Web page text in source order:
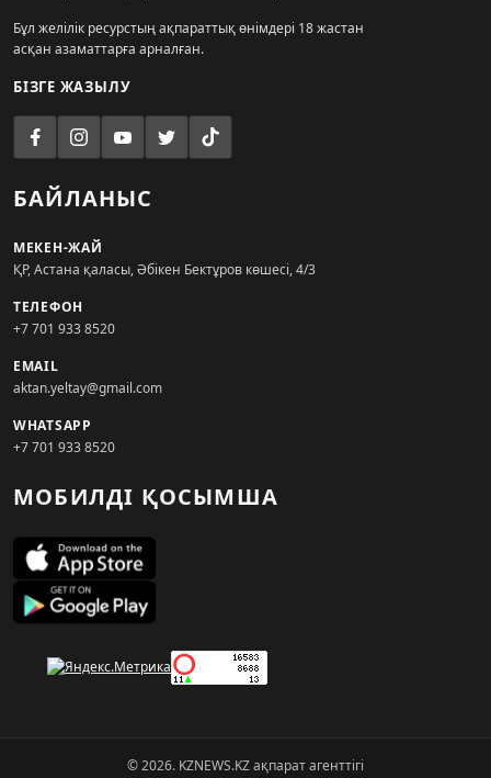
Бұл желілік ресурстың ақпараттық өнімдері 18 жастан
асқан азаматтарға арналған.
БІЗГЕ ЖАЗЫЛУ
БАЙЛАНЫС
МЕКЕН-ЖАЙ
ҚР, Астана қаласы, Әбікен Бектұров көшесі, 4/3
ТЕЛЕФОН
+7 701 933 8520
EMAIL
aktan.yeltay@gmail.com
WHATSAPP
+7 701 933 8520
МОБИЛДІ ҚОСЫМША
© 2026. KZNEWS.KZ ақпарат агенттігі